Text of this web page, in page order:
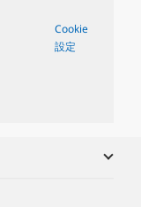
Cookie
設定